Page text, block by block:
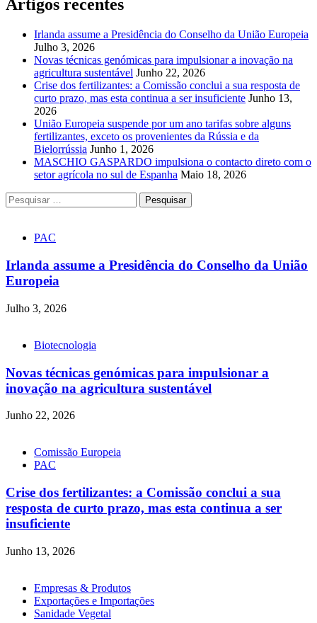
Artigos recentes
Irlanda assume a Presidência do Conselho da União Europeia
Julho 3, 2026
Novas técnicas genómicas para impulsionar a inovação na
agricultura sustentável Junho 22, 2026
Crise dos fertilizantes: a Comissão conclui a sua resposta de
curto prazo, mas esta continua a ser insuficiente Junho 13,
2026
União Europeia suspende por um ano tarifas sobre alguns
fertilizantes, exceto os provenientes da Rússia e da
Bielorrússia Junho 1, 2026
MASCHIO GASPARDO impulsiona o contacto direto com o
setor agrícola no sul de Espanha Maio 18, 2026
Pesquisar
por:
PAC
Irlanda assume a Presidência do Conselho da União
Europeia
Julho 3, 2026
Biotecnologia
Novas técnicas genómicas para impulsionar a
inovação na agricultura sustentável
Junho 22, 2026
Comissão Europeia
PAC
Crise dos fertilizantes: a Comissão conclui a sua
resposta de curto prazo, mas esta continua a ser
insuficiente
Junho 13, 2026
Empresas & Produtos
Exportações e Importações
Sanidade Vegetal